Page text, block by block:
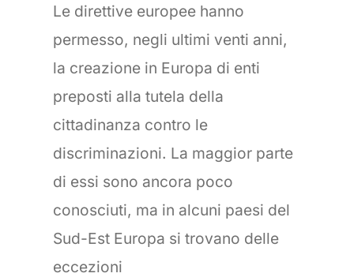
Le direttive europee hanno
permesso, negli ultimi venti anni,
la creazione in Europa di enti
preposti alla tutela della
cittadinanza contro le
discriminazioni. La maggior parte
di essi sono ancora poco
conosciuti, ma in alcuni paesi del
Sud-Est Europa si trovano delle
eccezioni